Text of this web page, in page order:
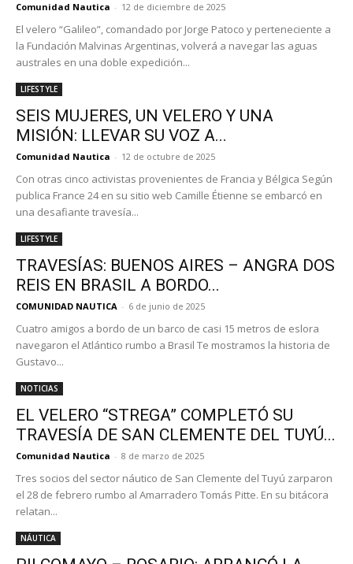
Comunidad Nautica - 12 de diciembre de 2025
El velero “Galileo”, comandado por Jorge Patoco y perteneciente a
la Fundación Malvinas Argentinas, volverá a navegar las aguas
australes en una doble expedición...
LIFESTYLE
SEIS MUJERES, UN VELERO Y UNA
MISIÓN: LLEVAR SU VOZ A...
Comunidad Nautica - 12 de octubre de 2025
Con otras cinco activistas provenientes de Francia y Bélgica Según
publica France 24 en su sitio web Camille Étienne se embarcó en
una desafiante travesía...
LIFESTYLE
TRAVESÍAS: BUENOS AIRES – ANGRA DOS
REIS EN BRASIL A BORDO...
COMUNIDAD NAUTICA - 6 de junio de 2025
Cuatro amigos a bordo de un barco de casi 15 metros de eslora
navegaron el Atlántico rumbo a Brasil Te mostramos la historia de
Gustavo...
NOTICIAS
EL VELERO “STREGA” COMPLETÓ SU
TRAVESÍA DE SAN CLEMENTE DEL TUYÚ...
Comunidad Nautica - 8 de marzo de 2025
Tres socios del sector náutico de San Clemente del Tuyú zarparon
el 28 de febrero rumbo al Amarradero Tomás Pitte. En su bitácora
relatan...
NÁUTICA